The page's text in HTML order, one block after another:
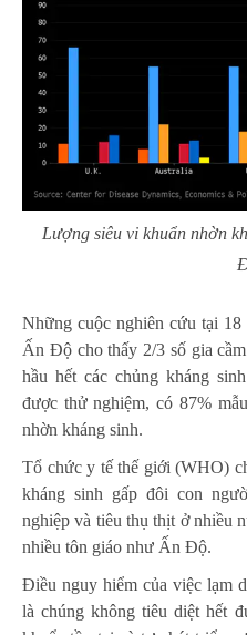
Lượng siêu vi khuẩn nhờn
Những cuộc nghiên cứu tại
Ấn Độ cho thấy 2/3 số gia
hầu hết các chủng kháng
được thử nghiệm, có 87%
nhờn kháng sinh.
Tổ chức y tế thế giới (WHO)
kháng sinh gấp đôi con
nghiệp và tiêu thụ thịt ở nhiều
nhiều tôn giáo như Ấn Độ.
Điều nguy hiểm của việc lạm
là chúng không tiêu diệt hết